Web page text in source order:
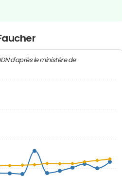
d'après le ministère de